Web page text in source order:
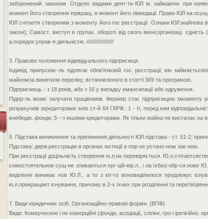
заборонений. законом. Отделн. видами деят-ти ЮЛ м. займаючи. при
момент його створення іпрікращ. в момент його лікведаціі. Право ЮЛ на осущ-
ЮЛ счітаетя створеним з моменту його гос реєстрації. Ознаки ЮЛ:майнова
законі); Самост. виступ в групах. обороті від свого імені;організаці.
а,порядок управ-я діяльністю. //////////////////
3. Правове положення індивідуального підприємця.
Індивід. припускає-ль підлягає обов'язковій гос. реєстрації, він
майномза винятком переліку, встановленого в статті 369 та програмою.
Підприємець - з 18 років, або з 16 у випадку емансипації або одруження.
Підпр-ль може залучати працівників. Фермер стає підприємцем змоменту
розрахунків зкредиторами sets ст-й 64 ГКРФ.: 1 - ті, перед ким
внебюдж. фонди, 5 --з іншими кредиторами. Як тільки майна не вистачає на
5. Підстава виникнення та припинення діяльності ЮЛ.підстава - ст. 51-2;
Підстава: держ.реєстрацію в органах юстиції в пор-ке устано-ном зак-ном.
При реєстрації доцільність створення ю.л.не перевіряється.
сомостоятельное сущ-ие зливаються орг-цій-юр.л., і на їхбазі обр-ся нове
виділенні виникає нов Ю.Л., а то з кіт-го воновиділилося продовжує
ю.л.прекращает існування, причому в 2-х їхних при розділенні та
7. Види юридичних осіб. Організаційно-правові форми. (ВПФ)
Види: Комерческие і не комерційні (фонди, асоціації, спілки, гро-і